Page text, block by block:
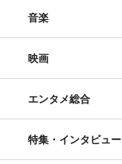
音楽
映画
エンタメ総合
特集・インタビュー